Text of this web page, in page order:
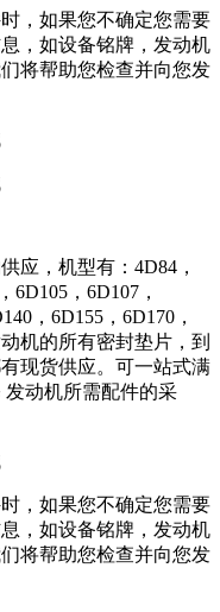
，如果您不确定您需要
，如设备铭牌，发动机
将帮助您检查并向您发
应，机型有：4D84，
6D105，6D107，
，6D155，6D170，
机的所有密封垫片，到
现货供应。可一站式满
动机所需配件的采
，如果您不确定您需要
，如设备铭牌，发动机
将帮助您检查并向您发